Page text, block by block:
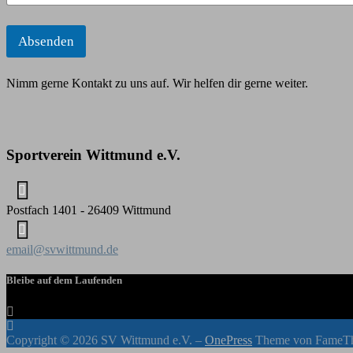
r
Absenden
Nimm gerne Kontakt zu uns auf. Wir helfen dir gerne weiter.
Sportverein Wittmund e.V.
Postfach 1401 - 26409 Wittmund
email@svwittmund.de
Bleibe auf dem Laufenden
Copyright © 2026 SV Wittmund e.V. – OnePress Theme von